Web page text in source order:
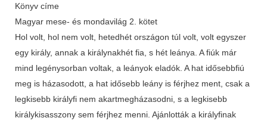
Könyv címe
Magyar mese- és mondavilág 2. kötet
Hol volt, hol nem volt, hetedhét országon túl volt, volt egyszer
egy király, annak a királynakhét fia, s hét leánya. A fiúk már
mind legénysorban voltak, a leányok eladók. A hat idősebbfiú
meg is házasodott, a hat idősebb leány is férjhez ment, csak a
legkisebb királyfi nem akartmegházasodni, s a legkisebb
királykisasszony sem férjhez menni. Ajánlották a királyfinak